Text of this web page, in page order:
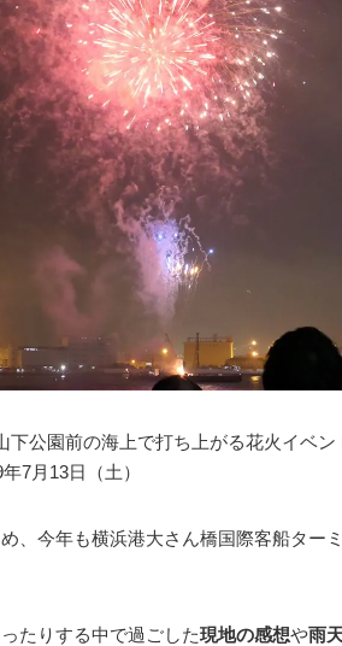
公園前の海上で打ち上がる花火イベン
7月13日（土）
、今年も横浜港大さん橋国際客船ター
たりする中で過ごした現地の感想や雨